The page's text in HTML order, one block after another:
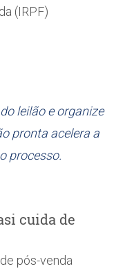
(IRPF)
leilão e organize
pronta acelera a
processo.
cuida de
pós-venda